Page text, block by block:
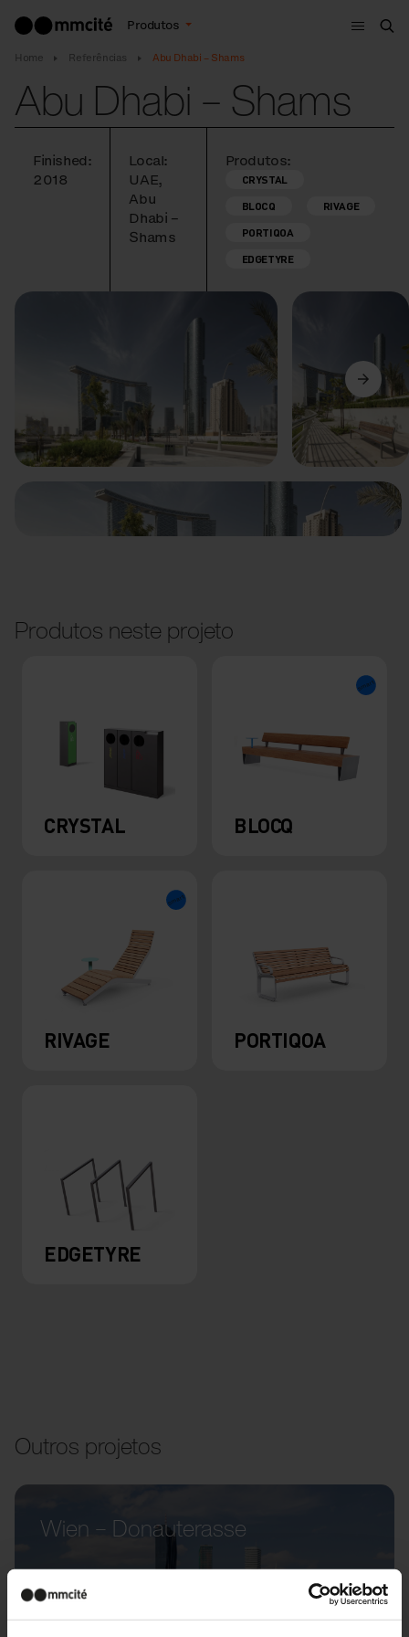
Produtos
Menu
Home Referências Abu Dhabi – Shams
Abu Dhabi – Shams
Finished:
2018
Local:
UAE,
Abu
Dhabi –
Shams
Produtos:
CRYSTAL
BLOCQ
RIVAGE
PORTIQOA
EDGETYRE
Anterior Seguinte
Produtos neste projeto
CRYSTAL BLOCQ
RIVAGE PORTIQOA
EDGETYRE
Outros projetos
Wien – Donauterasse